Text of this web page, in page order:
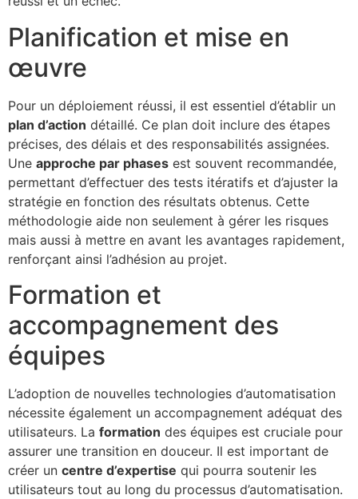
Planification et mise en
œuvre
Pour un déploiement réussi, il est essentiel d’établir un
plan d’action détaillé. Ce plan doit inclure des étapes
précises, des délais et des responsabilités assignées.
Une approche par phases est souvent recommandée,
permettant d’effectuer des tests itératifs et d’ajuster la
stratégie en fonction des résultats obtenus. Cette
méthodologie aide non seulement à gérer les risques
mais aussi à mettre en avant les avantages rapidement,
renforçant ainsi l’adhésion au projet.
Formation et
accompagnement des
équipes
L’adoption de nouvelles technologies d’automatisation
nécessite également un accompagnement adéquat des
utilisateurs. La formation des équipes est cruciale pour
assurer une transition en douceur. Il est important de
créer un centre d’expertise qui pourra soutenir les
utilisateurs tout au long du processus d’automatisation.